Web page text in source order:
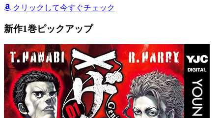
クリックして今すぐチェック
新作1巻ピックアップ